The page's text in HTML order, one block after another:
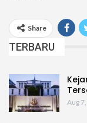
Share
TERBARU
Aug